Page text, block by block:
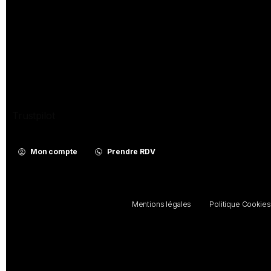
Mon compte Prendre RDV
Mentions légales Politique Cookies